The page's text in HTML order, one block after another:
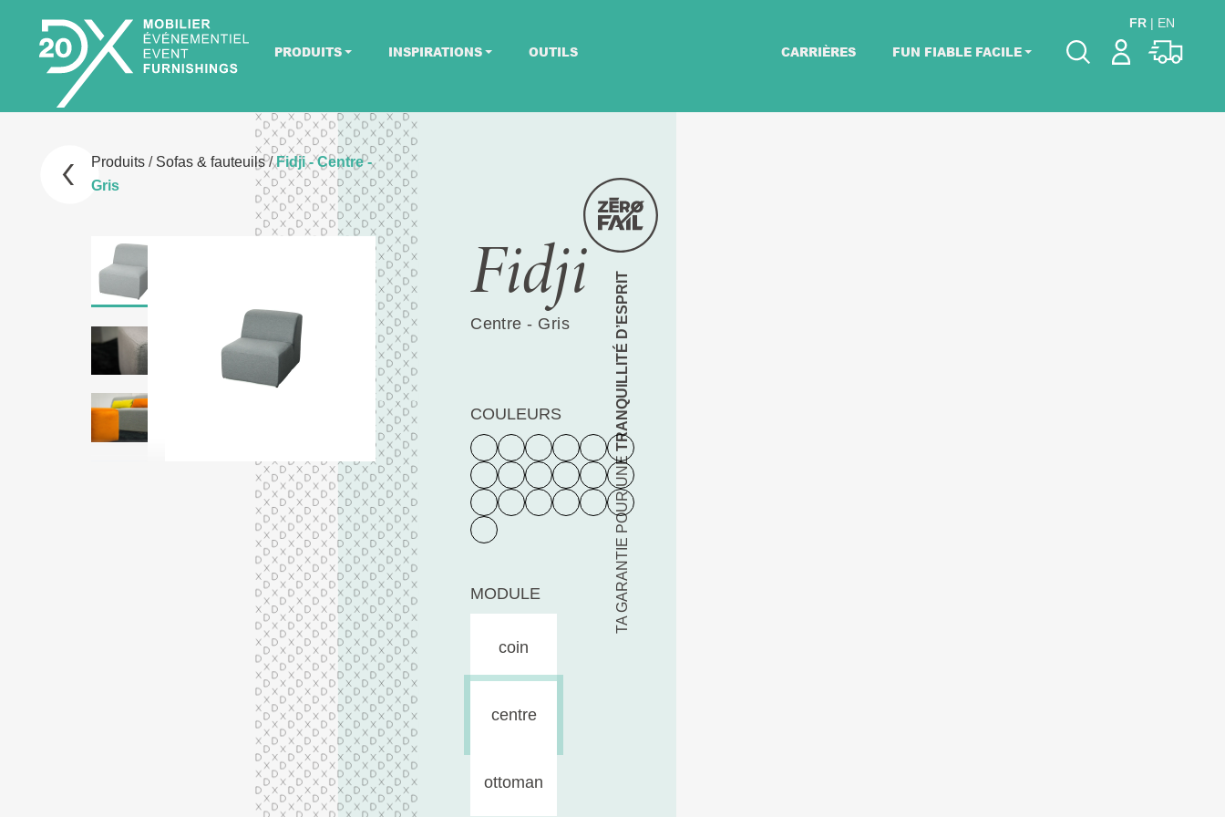
PRODUITS INSPIRATIONS OUTILS CARRIÈRES FUN FIABLE FACILE
FR| EN
Produits/ Sofas & fauteuils/Fidji - Centre -
Gris
TA GARANTIE POUR UNE
TRANQUILLITÉ D’ESPRIT
Fidji
Centre - Gris
COULEURS
MODULE
coin
centre
ottoman